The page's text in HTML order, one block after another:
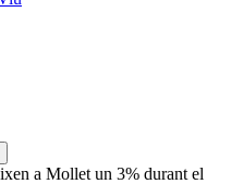
a Mollet un 3% durant el